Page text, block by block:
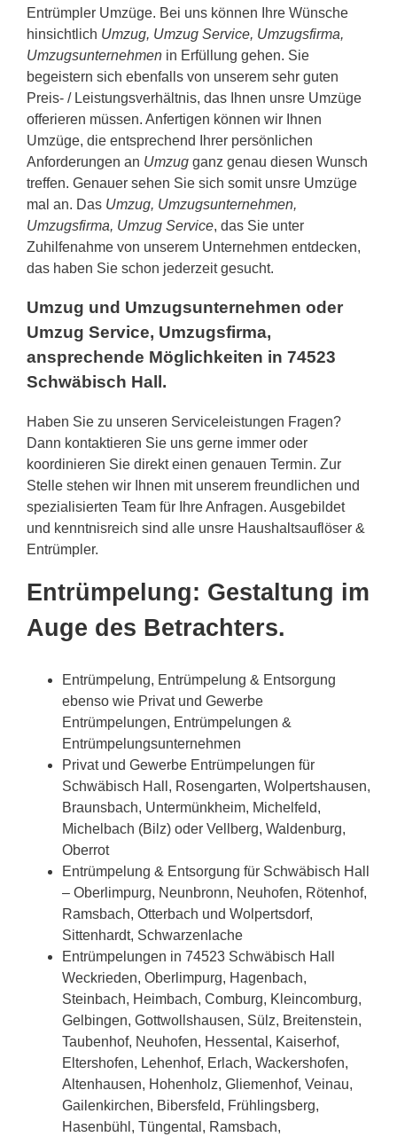
Entrümpler Umzüge. Bei uns können Ihre Wünsche
hinsichtlich Umzug, Umzug Service, Umzugsfirma,
Umzugsunternehmen in Erfüllung gehen. Sie
begeistern sich ebenfalls von unserem sehr guten
Preis- / Leistungsverhältnis, das Ihnen unsre Umzüge
offerieren müssen. Anfertigen können wir Ihnen
Umzüge, die entsprechend Ihrer persönlichen
Anforderungen an Umzug ganz genau diesen Wunsch
treffen. Genauer sehen Sie sich somit unsre Umzüge
mal an. Das Umzug, Umzugsunternehmen,
Umzugsfirma, Umzug Service, das Sie unter
Zuhilfenahme von unserem Unternehmen entdecken,
das haben Sie schon jederzeit gesucht.
Umzug und Umzugsunternehmen oder
Umzug Service, Umzugsfirma,
ansprechende Möglichkeiten in 74523
Schwäbisch Hall.
Haben Sie zu unseren Serviceleistungen Fragen?
Dann kontaktieren Sie uns gerne immer oder
koordinieren Sie direkt einen genauen Termin. Zur
Stelle stehen wir Ihnen mit unserem freundlichen und
spezialisierten Team für Ihre Anfragen. Ausgebildet
und kenntnisreich sind alle unsre Haushaltsauflöser &
Entrümpler.
Entrümpelung: Gestaltung im
Auge des Betrachters.
Entrümpelung, Entrümpelung & Entsorgung
ebenso wie Privat und Gewerbe
Entrümpelungen, Entrümpelungen &
Entrümpelungsunternehmen
Privat und Gewerbe Entrümpelungen für
Schwäbisch Hall, Rosengarten, Wolpertshausen,
Braunsbach, Untermünkheim, Michelfeld,
Michelbach (Bilz) oder Vellberg, Waldenburg,
Oberrot
Entrümpelung & Entsorgung für Schwäbisch Hall
– Oberlimpurg, Neunbronn, Neuhofen, Rötenhof,
Ramsbach, Otterbach und Wolpertsdorf,
Sittenhardt, Schwarzenlache
Entrümpelungen in 74523 Schwäbisch Hall
Weckrieden, Oberlimpurg, Hagenbach,
Steinbach, Heimbach, Comburg, Kleincomburg,
Gelbingen, Gottwollshausen, Sülz, Breitenstein,
Taubenhof, Neuhofen, Hessental, Kaiserhof,
Eltershofen, Lehenhof, Erlach, Wackershofen,
Altenhausen, Hohenholz, Gliemenhof, Veinau,
Gailenkirchen, Bibersfeld, Frühlingsberg,
Hasenbühl, Tüngental, Ramsbach,